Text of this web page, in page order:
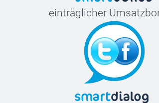
einträglicher